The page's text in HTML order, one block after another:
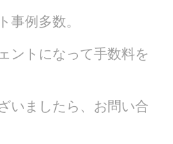
事例多数。
ントになって手数料を
いましたら、お問い合